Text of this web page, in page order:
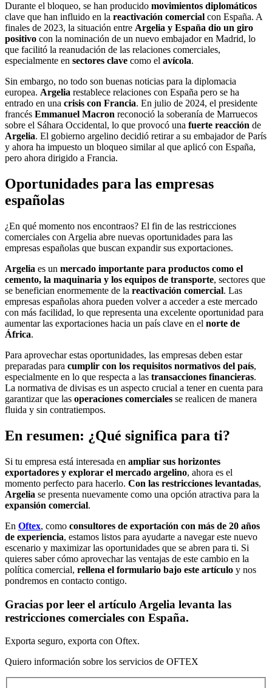
Durante el bloqueo, se han producido movimientos diplomáticos
clave que han influido en la reactivación comercial con España. A
finales de 2023, la situación entre Argelia y España dio un giro
positivo con la nominación de un nuevo embajador en Madrid, lo
que facilitó la reanudación de las relaciones comerciales,
especialmente en sectores clave como el avícola.
Sin embargo, no todo son buenas noticias para la diplomacia
europea. Argelia restablece relaciones con España pero se ha
entrado en una crisis con Francia. En julio de 2024, el presidente
francés Emmanuel Macron reconoció la soberanía de Marruecos
sobre el Sáhara Occidental, lo que provocó una fuerte reacción de
Argelia. El gobierno argelino decidió retirar a su embajador de París
y ahora ha impuesto un bloqueo similar al que aplicó con España,
pero ahora dirigido a Francia.
Oportunidades para las empresas
españolas
¿En qué momento nos encontraos? El fin de las restricciones
comerciales con Argelia abre nuevas oportunidades para las
empresas españolas que buscan expandir sus exportaciones.
Argelia es un mercado importante para productos como el
cemento, la maquinaria y los equipos de transporte, sectores que
se benefician enormemente de la reactivación comercial. Las
empresas españolas ahora pueden volver a acceder a este mercado
con más facilidad, lo que representa una excelente oportunidad para
aumentar las exportaciones hacia un país clave en el norte de
África.
Para aprovechar estas oportunidades, las empresas deben estar
preparadas para cumplir con los requisitos normativos del país,
especialmente en lo que respecta a las transacciones financieras.
La normativa de divisas es un aspecto crucial a tener en cuenta para
garantizar que las operaciones comerciales se realicen de manera
fluida y sin contratiempos.
En resumen: ¿Qué significa para ti?
Si tu empresa está interesada en ampliar sus horizontes
exportadores y explorar el mercado argelino, ahora es el
momento perfecto para hacerlo. Con las restricciones levantadas,
Argelia se presenta nuevamente como una opción atractiva para la
expansión comercial.
En Oftex, como consultores de exportación con más de 20 años
de experiencia, estamos listos para ayudarte a navegar este nuevo
escenario y maximizar las oportunidades que se abren para ti. Si
quieres saber cómo aprovechar las ventajas de este cambio en la
política comercial, rellena el formulario bajo este artículo y nos
pondremos en contacto contigo.
Gracias por leer el artículo Argelia levanta las
restricciones comerciales con España.
Exporta seguro, exporta con Oftex.
Quiero información sobre los servicios de OFTEX